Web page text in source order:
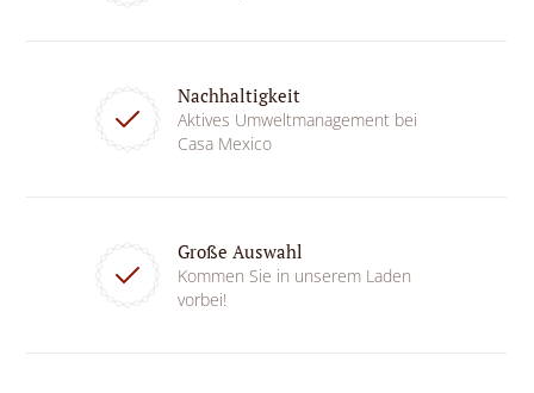
Nachhaltigkeit
Aktives Umweltmanagement bei
Casa Mexico
Große Auswahl
Kommen Sie in unserem Laden
vorbei!